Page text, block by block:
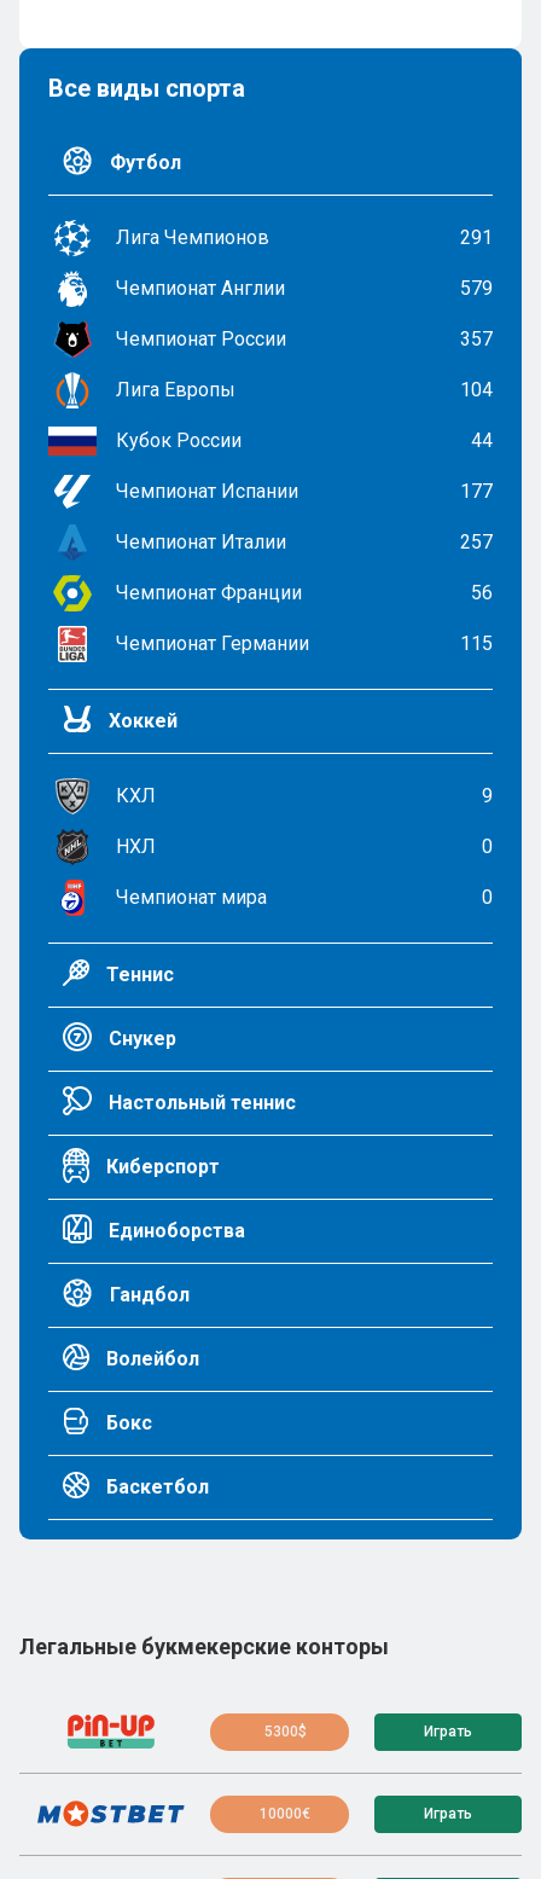
Все виды спорта
Футбол
Лига Чемпионов 291
Чемпионат Англии 579
Чемпионат России 357
Лига Европы 104
Кубок России 44
Чемпионат Испании 177
Чемпионат Италии 257
Чемпионат Франции 56
Чемпионат Германии 115
Хоккей
КХЛ 9
НХЛ 0
Чемпионат мира 0
Теннис
Снукер
Настольный теннис
Киберспорт
Единоборства
Гандбол
Волейбол
Бокс
Баскетбол
Легальные букмекерские конторы
5300$ Играть
10000€ Играть